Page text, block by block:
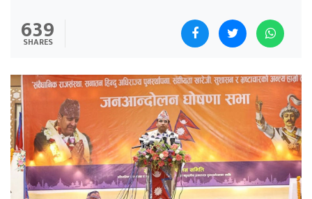
639
SHARES